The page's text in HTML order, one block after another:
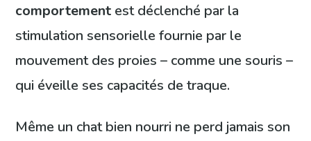
comportement est déclenché par la
stimulation sensorielle fournie par le
mouvement des proies – comme une souris –
qui éveille ses capacités de traque.
Même un chat bien nourri ne perd jamais son